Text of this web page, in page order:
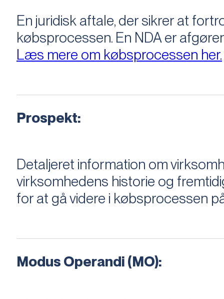
En juridisk aftale, der sikrer at
købsprocessen​​. En NDA er
Læs mere om købsprocessen her.
Prospekt:
Detaljeret information om
virksomhedens historie og
for at gå videre i købsprocessen
Modus Operandi (MO):